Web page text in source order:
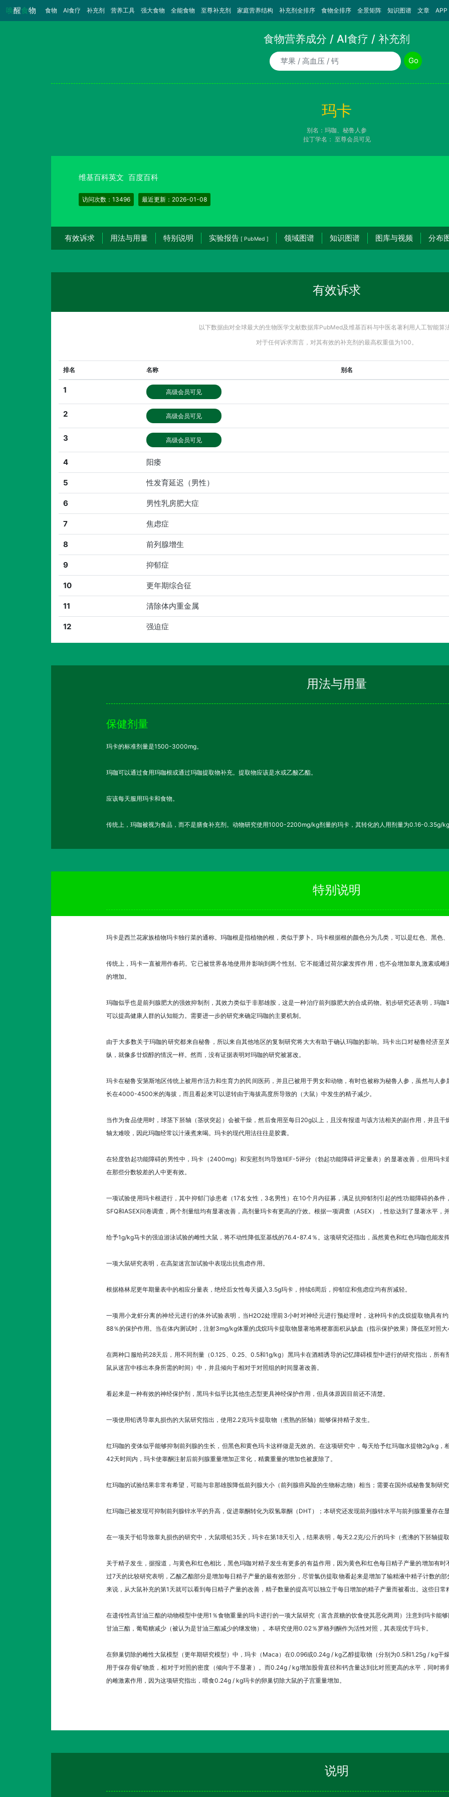
唤醒食物 食物 （当前）
AI食疗 补充剂 营养工具 强大食物 全能食物 至尊补充剂 家庭营养结构 补充剂全排序 食物全排序 全景矩阵 知识图谱 文章 APP
食物营养成分 / AI食疗 / 补充剂
食物/AI食疗诉求/补充剂名称
Go
玛卡
别名：玛咖、秘鲁人参
拉丁学名： 至尊会员可见
维基百科英文 百度百科
访问次数：13496 最近更新：2026-01-08
有效诉求 用法与用量 特别说明 实验报告 [ PubMed ] 领域图谱 知识图谱 图库与视频 分布
有效诉求
以下数据由对全球最大的生物医学文献数据库PubMed及维基百科与中医名著利用人工智能算
对于任何诉求而言，对其有效的补充剂的最高权重值为100。
排名 名称 别名
1 高级会员可见
2 高级会员可见
3 高级会员可见
4 阳痿
5 性发育延迟（男性）
6 男性乳房肥大症
7 焦虑症
8 前列腺增生
9 抑郁症
10 更年期综合征
11 清除体内重金属
12 强迫症
用法与用量
保健剂量
玛卡的标准剂量是1500-3000mg。
玛咖可以通过食用玛咖根或通过玛咖提取物补充。提取物应该是水或乙酸乙酯。
应该每天服用玛卡和食物。
传统上，玛咖被视为食品，而不是膳食补充剂。动物研究使用1000-2200mg/kg剂量的玛卡，其转化的人用剂量为0.16-0.35g/
特别说明
玛卡是西兰花家族植物玛卡独行菜的通称。玛咖根是指植物的根，类似于萝卜。玛卡根据根的颜色分为几类，可以是红色、黑色
传统上，玛卡一直被用作春药。它已被世界各地使用并影响到两个性别。它不能通过荷尔蒙发挥作用，也不会增加睾丸激素或
的增加。
玛咖似乎也是前列腺肥大的强效抑制剂，其效力类似于非那雄胺，这是一种治疗前列腺肥大的合成药物。初步研究还表明，玛
可以提高健康人群的认知能力。需要进一步的研究来确定玛咖的主要机制。
由于大多数关于玛咖的研究都来自秘鲁，所以来自其他地区的复制研究将大大有助于确认玛咖的影响。玛卡出口对秘鲁经济至
纵，就像多廿烷醇的情况一样。然而，没有证据表明对玛咖的研究被篡改。
玛卡在秘鲁安第斯地区传统上被用作活力和生育力的民间医药，并且已被用于男女和动物，有时也被称为秘鲁人参，虽然与人
长在4000-4500米的海拔，而且看起来可以逆转由于海拔高度所导致的（大鼠）中发生的精子减少。
当作为食品使用时，球茎下胚轴（茎状突起）会被干燥，然后食用至每日20g以上，且没有报道与该方法相关的副作用，并且
轴太难咬，因此玛咖经常以汁液煮来喝。玛卡的现代用法往往是胶囊。
在轻度勃起功能障碍的男性中，玛卡（2400mg）和安慰剂均导致IIEF-5评分（勃起功能障碍评定量表）的显著改善，但用玛卡
在那些分数较差的人中更有效。
一项试验使用玛卡根进行，其中抑郁门诊患者（17名女性，3名男性）在10个月内征募，满足抗抑郁剂引起的性功能障碍的条
SFQ和ASEX问卷调查，两个剂量组均有显著改善，高剂量玛卡有更高的疗效。根据一项调查（ASEX），性欲达到了显著水平，
给予1g/kg马卡的强迫游泳试验的雌性大鼠，将不动性降低至基线的76.4-87.4％。这项研究还指出，虽然黄色和红色玛咖也能发
一项大鼠研究表明，在高架迷宫加试验中表现出抗焦虑作用。
根据格林尼更年期量表中的相应分量表，绝经后女性每天摄入3.5g玛卡，持续6周后，抑郁症和焦虑症均有所减轻。
一项用小龙虾分离的神经元进行的体外试验表明，当H2O2处理前3小时对神经元进行预处理时，这种玛卡的戊烷提取物具有
88％的保护作用。当在体内测试时，注射3mg/kg体重的戊烷玛卡提取物显著地将梗塞面积从缺血（指示保护效果）降低至对照
在两种口服给药28天后，用不同剂量（0.125、0.25、0.5和1g/kg）黑玛卡在酒精诱导的记忆障碍模型中进行的研究指出，所
鼠从迷宫中移出本身所需的时间）中，并且倾向于相对于对照组的时间显著改善。
看起来是一种有效的神经保护剂，黑玛卡似乎比其他生态型更具神经保护作用，但具体原因目前还不清楚。
一项使用铅诱导睾丸损伤的大鼠研究指出，使用2.2克玛卡提取物（煮熟的胚轴）能够保持精子发生。
红玛咖的变体似乎能够抑制前列腺的生长，但黑色和黄色玛卡这样做是无效的。在这项研究中，每天给予红玛咖水提物2g/kg，
42天时间内，玛卡使睾酮注射后前列腺重量增加正常化，精囊重量的增加也被废除了。
红玛咖的试验结果非常有希望，可能与非那雄胺降低前列腺大小（前列腺癌风险的生物标志物）相当；需要在国外或秘鲁复制研
红玛咖已被发现可抑制前列腺锌水平的升高，促进睾酮转化为双氢睾酮（DHT）；本研究还发现前列腺锌水平与前列腺重量存在
在一项关于铅导致睾丸损伤的研究中，大鼠喂铅35天，玛卡在第18天引入，结果表明，每天2.2克/公斤的玛卡（煮沸的下胚轴提
关于精子发生，据报道，与黄色和红色相比，黑色玛咖对精子发生有更多的有益作用，因为黄色和红色每日精子产量的增加有
过7天的比较研究表明，乙酸乙酯部分是增加每日精子产量的最有效部分，尽管氯仿提取物看起来是增加了输精液中精子计数的
来说，从大鼠补充的第1天就可以看到每日精子产量的改善，精子数量的提高可以独立于每日增加的精子产量而被看出。这些日
在遗传性高甘油三酯的动物模型中使用1％食物重量的玛卡进行的一项大鼠研究（富含蔗糖的饮食使其恶化两周）注意到玛卡能
甘油三酯，葡萄糖减少（被认为是甘油三酯减少的继发物）。本研究使用0.02％罗格列酮作为活性对照，其表现优于玛卡。
在卵巢切除的雌性大鼠模型（更年期研究模型）中，玛卡（Maca）在0.096或0.24g / kg乙醇提取物（分别为0.5和1.25g / kg干
用于保存骨矿物质，相对于对照的密度（倾向于不显著）。而0.24g / kg增加股骨直径和钙含量达到比对照更高的水平，同时
的雌激素作用，因为这项研究指出，喂食0.24g / kg玛卡的卵巢切除大鼠的子宫重量增加。
说明